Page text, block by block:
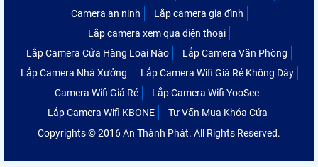
Camera an ninh
Lắp camera gia đình
Lắp camera xem qua điện thoại
Lắp Camera Cửa Hàng Loại Nào
Lắp Camera Văn Phòng
Lắp Camera Nhà Xưởng
Lắp Camera Wifi Giá Rẻ Không Dây
Camera Wifi Giá Rẻ
Lắp Camera Wifi YooSee
Lắp Camera Wifi KBONE
Tư Vấn Mua Khóa Cửa
Copyrights © 2016 An Thành Phát. All Rights Reserved.